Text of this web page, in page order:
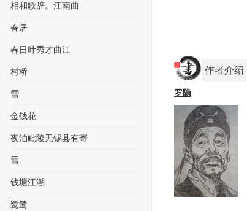
作者介绍
罗隐
相和歌辞。江南曲
春居
春日叶秀才曲江
村桥
雪
金钱花
夜泊毗陵无锡县有寄
雪
钱塘江潮
鹭鸶